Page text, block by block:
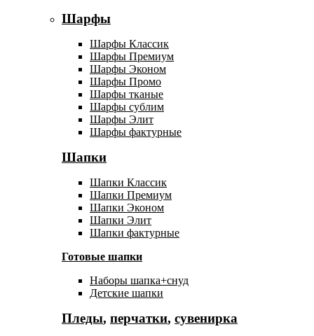
Шарфы
Шарфы Классик
Шарфы Премиум
Шарфы Эконом
Шарфы Промо
Шарфы тканые
Шарфы сублим
Шарфы Элит
Шарфы фактурные
Шапки
Шапки Классик
Шапки Премиум
Шапки Эконом
Шапки Элит
Шапки фактурные
Готовые шапки
Наборы шапка+снуд
Детские шапки
Пледы, перчатки, сувенирка